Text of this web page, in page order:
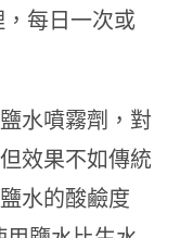
，每日一次或
水噴霧劑，對
效果不如傳統
水的酸鹼度